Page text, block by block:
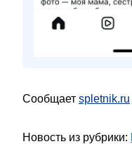
Сообщает spletnik.ru
Новость из рубрики: